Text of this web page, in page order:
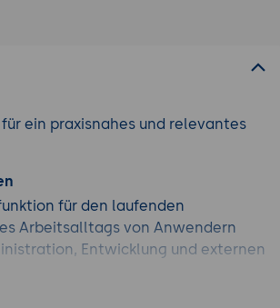
ein praxisnahes und relevantes
für den laufenden
Arbeitsalltags von Anwendern
Entwicklung und externen
und Verantwortlichkeiten, um